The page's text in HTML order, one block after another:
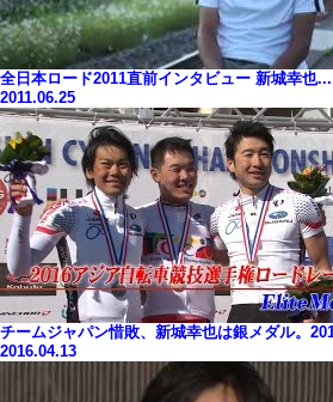
全日本ロード2011直前インタビュー 新城幸也...
2011.06.25
チームジャパン惜敗、新城幸也は銀メダル。
2016.04.13